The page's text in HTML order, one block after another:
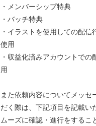
・メンバーシップ特典
・バッチ特典
・イラストを使用しての配信
使用
・収益化済みアカウントでの
用
また依頼内容についてメッセ
だく際は、下記項目を記載い
ムーズに確認・進行をするこ